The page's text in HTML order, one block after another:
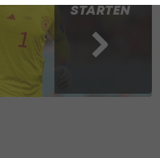
STARTEN